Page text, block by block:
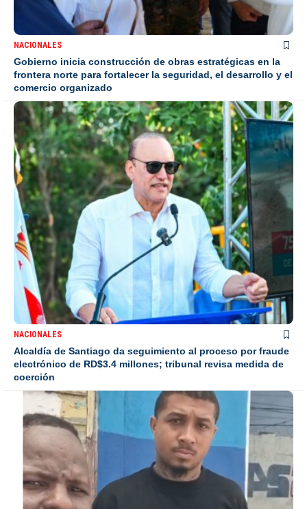
NACIONALES
Gobierno inicia construcción de obras estratégicas en la
frontera norte para fortalecer la seguridad, el desarrollo y el
comercio organizado
NACIONALES
Alcaldía de Santiago da seguimiento al proceso por fraude
electrónico de RD$3.4 millones; tribunal revisa medida de
coerción